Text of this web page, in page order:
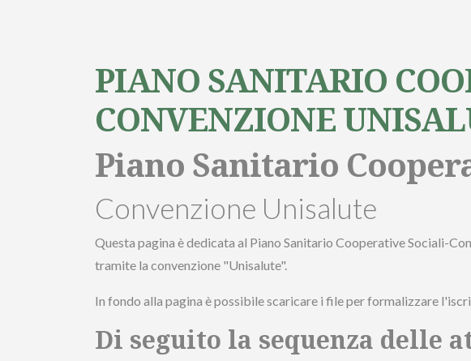
PIANO SANITARIO
CONVENZIONE
Piano Sanitario
Convenzione Unisalute
Questa pagina è dedicata al Piano Sanitario Cooperative Sociali-
tramite la convenzione "Unisalute".
In fondo alla pagina è possibile scaricare i file per formalizzare
Di seguito la sequenza delle